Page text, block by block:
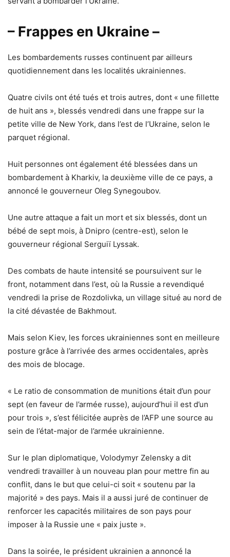
– Frappes en Ukraine –
Les bombardements russes continuent par ailleurs
quotidiennement dans les localités ukrainiennes.
Quatre civils ont été tués et trois autres, dont « une fillette
de huit ans », blessés vendredi dans une frappe sur la
petite ville de New York, dans l’est de l’Ukraine, selon le
parquet régional.
Huit personnes ont également été blessées dans un
bombardement à Kharkiv, la deuxième ville de ce pays, a
annoncé le gouverneur Oleg Synegoubov.
Une autre attaque a fait un mort et six blessés, dont un
bébé de sept mois, à Dnipro (centre-est), selon le
gouverneur régional Serguiï Lyssak.
Des combats de haute intensité se poursuivent sur le
front, notamment dans l’est, où la Russie a revendiqué
vendredi la prise de Rozdolivka, un village situé au nord de
la cité dévastée de Bakhmout.
Mais selon Kiev, les forces ukrainiennes sont en meilleure
posture grâce à l’arrivée des armes occidentales, après
des mois de blocage.
« Le ratio de consommation de munitions était d’un pour
sept (en faveur de l’armée russe), aujourd’hui il est d’un
pour trois », s’est félicitée auprès de l’AFP une source au
sein de l’état-major de l’armée ukrainienne.
Sur le plan diplomatique, Volodymyr Zelensky a dit
vendredi travailler à un nouveau plan pour mettre fin au
conflit, dans le but que celui-ci soit « soutenu par la
majorité » des pays. Mais il a aussi juré de continuer de
renforcer les capacités militaires de son pays pour
imposer à la Russie une « paix juste ».
Dans la soirée, le président ukrainien a annoncé la